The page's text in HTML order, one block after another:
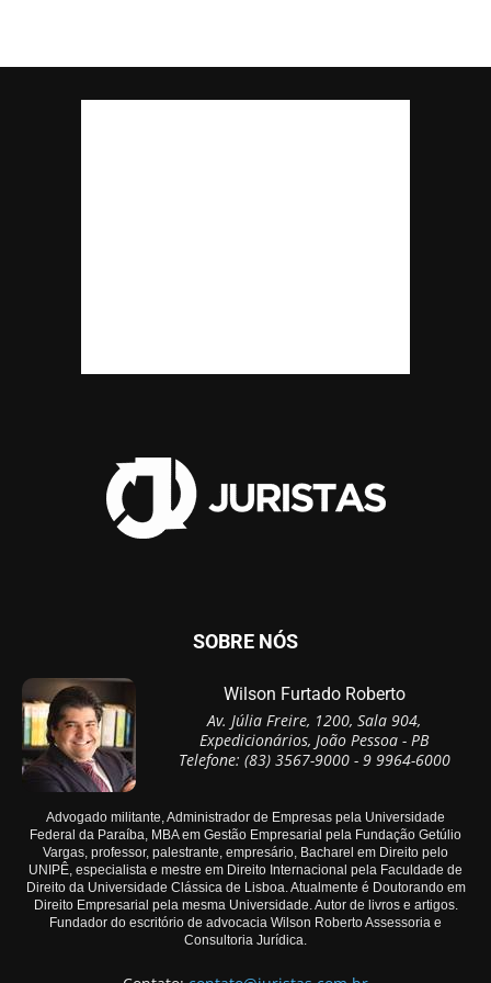
SOBRE NÓS
Wilson Furtado Roberto
Av. Júlia Freire, 1200, Sala 904,
Expedicionários, João Pessoa - PB
Telefone: (83) 3567-9000 - 9 9964-6000
Advogado militante, Administrador de Empresas pela Universidade
Federal da Paraíba, MBA em Gestão Empresarial pela Fundação Getúlio
Vargas, professor, palestrante, empresário, Bacharel em Direito pelo
UNIPÊ, especialista e mestre em Direito Internacional pela Faculdade de
Direito da Universidade Clássica de Lisboa. Atualmente é Doutorando em
Direito Empresarial pela mesma Universidade. Autor de livros e artigos.
Fundador do escritório de advocacia Wilson Roberto Assessoria e
Consultoria Jurídica.